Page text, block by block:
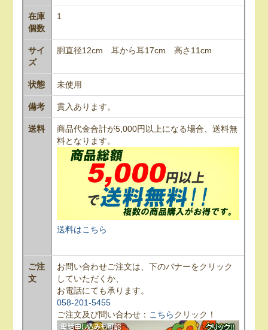
在庫
個数
1
サイ
ズ
胴直径12cm 耳から耳17cm 高さ11cm
状態 未使用
備考 貫入あります。
送料
商品代金合計が5,000円以上になる場合、送料無
料となります。
送料はこちら
ご注
文
お問い合わせご注文は、下のバナーをクリック
していただくか、
お電話にても承ります。
058-201-5455
ご注文及び問い合わせ： こちらクリック！